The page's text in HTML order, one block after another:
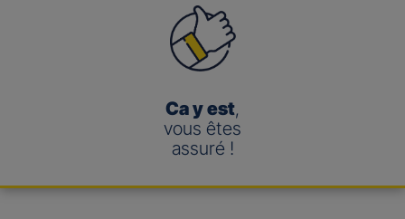
Ca y est,
vous êtes
assuré !